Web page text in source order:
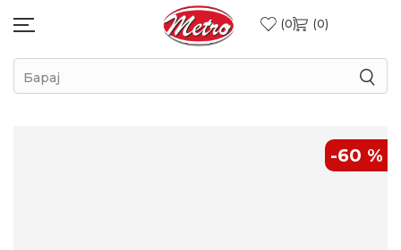
0 0
Барај
-60 %